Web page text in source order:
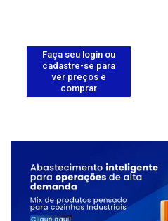
Faça seu login ou
cadastre-se para
ver preços e
comprar